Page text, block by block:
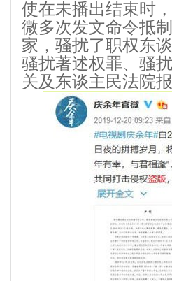
使在未播出结束时
微多次发文命令抵
家，骚扰了职权东
骚扰著述权罪、骚
关及东谈主民法院